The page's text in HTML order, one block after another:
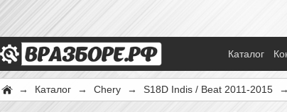
Каталог
→ Каталог → Chery → S18D Indis / Beat 2011-2015 →